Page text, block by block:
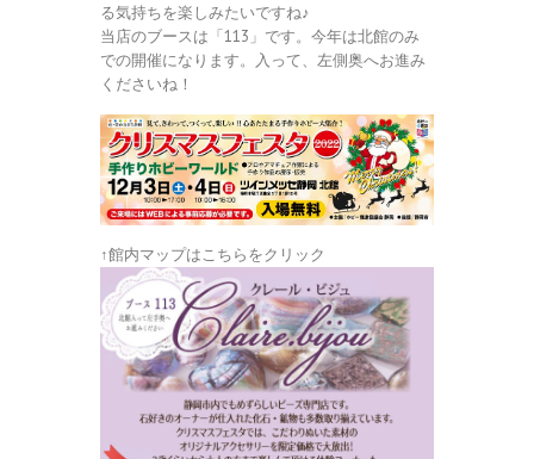
る気持ちを楽しみたいですね♪
当店のブースは「113」です。今年は北館のみ
での開催になります。入って、左側奥へお進み
くださいね！
↑館内マップはこちらをクリック